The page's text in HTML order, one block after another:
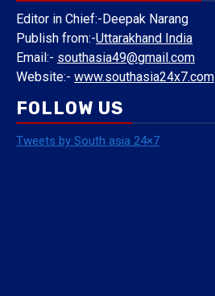
Editor in Chief:-Deepak Narang
Publish from:-Uttarakhand India
Email:- southasia49@gmail.com
Website:- www.southasia24x7.com
FOLLOW US
Tweets by South asia 24×7